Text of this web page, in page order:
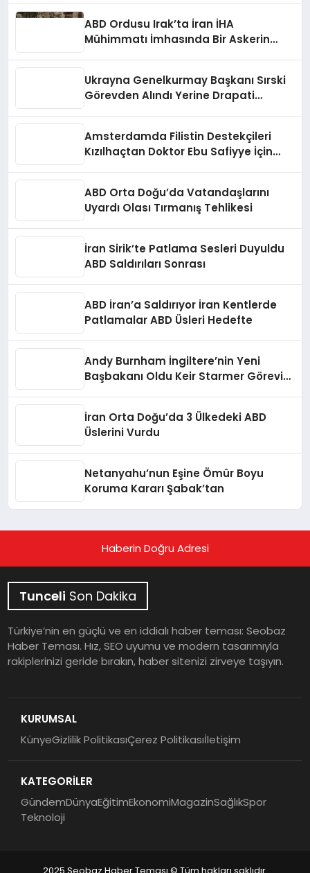
ABD Ordusu Irak’ta İran İHA
Mühimmatı İmhasında Bir Askerin
Ukrayna Genelkurmay Başkanı Sırski
Görevden Alındı Yerine Drapati
Amsterdamda Filistin Destekçileri
Kızılhaçtan Doktor Ebu Safiyye İçin
ABD Orta Doğu’da Vatandaşlarını
Uyardı Olası Tırmanış Tehlikesi
İran Sirik’te Patlama Sesleri Duyuldu
ABD Saldırıları Sonrası
ABD İran’a Saldırıyor İran Kentlerde
Patlamalar ABD Üsleri Hedefte
Andy Burnham İngiltere’nin Yeni
Başbakanı Oldu Keir Starmer Görevini
İran Orta Doğu’da 3 Ülkedeki ABD
Üslerini Vurdu
Netanyahu’nun Eşine Ömür Boyu
Koruma Kararı Şabak’tan
Haberin Doğru Adresi
Tunceli Son Dakika
Türkiye’nin en güçlü ve en iddialı haber teması: Seobaz
Haber Teması. Hız, SEO uyumu ve modern tasarımıyla
rakiplerinizi geride bırakın, haber sitenizi zirveye taşıyın.
KURUMSAL
KünyeGizlilik PolitikasıÇerez Politikasıİletişim
KATEGORİLER
GündemDünyaEğitimEkonomiMagazinSağlıkSpor
Teknoloji